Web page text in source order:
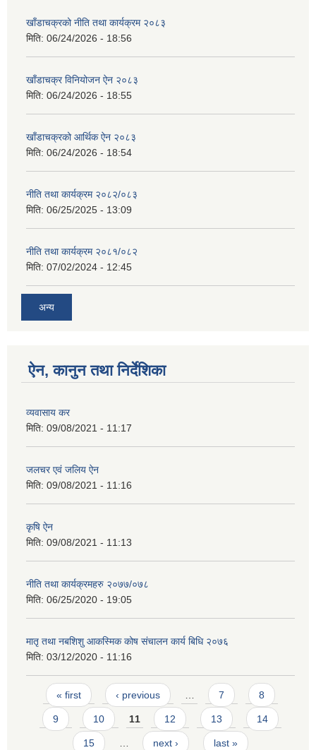
खाँडाचक्रको नीति तथा कार्यक्रम २०८३
मिति: 06/24/2026 - 18:56
खाँडाचक्र विनियोजन ऐन २०८३
मिति: 06/24/2026 - 18:55
खाँडाचक्रको आर्थिक ऐन २०८३
मिति: 06/24/2026 - 18:54
नीति तथा कार्यक्रम २०८२/०८३
मिति: 06/25/2025 - 13:09
नीति तथा कार्यक्रम २०८१/०८२
मिति: 07/02/2024 - 12:45
अन्य
ऐन, कानुन तथा निर्देशिका
व्यवासाय कर
मिति: 09/08/2021 - 11:17
जलचर एवं जलिय ऐन
मिति: 09/08/2021 - 11:16
कृषि ऐन
मिति: 09/08/2021 - 11:13
नीति तथा कार्यक्रमहरु २०७७/०७८
मिति: 06/25/2020 - 19:05
मातृ तथा नबशिशु आकस्मिक कोष संचालन कार्य बिधि २०७६
मिति: 03/12/2020 - 11:16
Pages
« first ‹ previous … 7 8
9 10 11 12 13 14
15 … next › last »